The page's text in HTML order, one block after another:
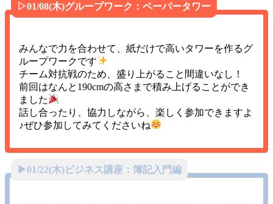
▷01/08(木)グループワーク： ペーパータワー
みんなで力を合わせて、紙だけで高いタワーを作るグ
ループワークです
チーム対抗戦のため、盛り上がること間違いなし！
前回はなんと190cmの高さまで積み上げることができ
ました
話し合ったり、協力しながら、楽しく参加できますよ
♪ぜひ参加してみてくださいね
▶01/22(木)ビジネス講座： 簿記入門編